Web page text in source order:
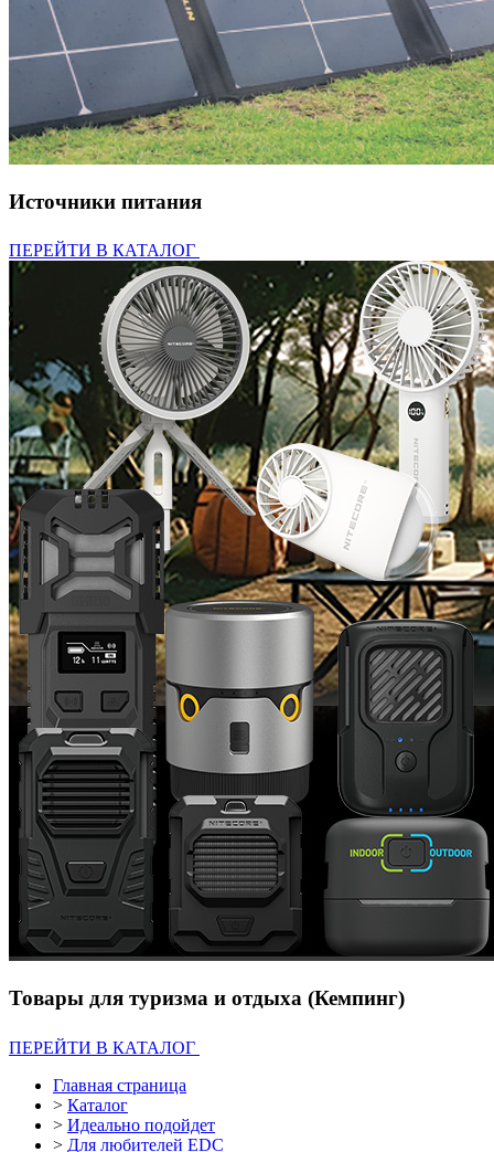
Источники питания
ПЕРЕЙТИ В КАТАЛОГ
Товары для туризма и отдыха (Кемпинг)
ПЕРЕЙТИ В КАТАЛОГ
Главная страница
> Каталог
> Идеально подойдет
> Для любителей EDC